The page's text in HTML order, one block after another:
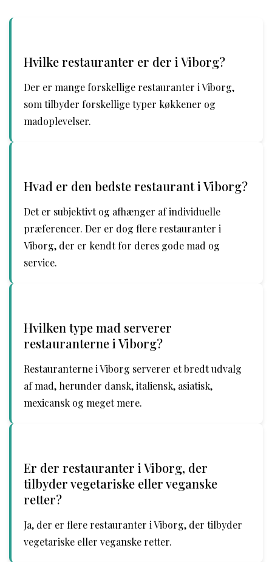
Hvilke restauranter er der i Viborg?
Der er mange forskellige restauranter i Viborg,
som tilbyder forskellige typer køkkener og
madoplevelser.
Hvad er den bedste restaurant i Viborg?
Det er subjektivt og afhænger af individuelle
præferencer. Der er dog flere restauranter i
Viborg, der er kendt for deres gode mad og
service.
Hvilken type mad serverer
restauranterne i Viborg?
Restauranterne i Viborg serverer et bredt udvalg
af mad, herunder dansk, italiensk, asiatisk,
mexicansk og meget mere.
Er der restauranter i Viborg, der
tilbyder vegetariske eller veganske
retter?
Ja, der er flere restauranter i Viborg, der tilbyder
vegetariske eller veganske retter.